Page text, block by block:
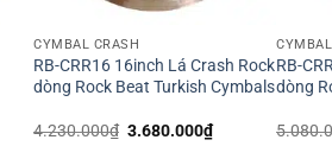
CYMBAL CRASH
RB-CRR16 16inch Lá Crash Rock
dòng Rock Beat Turkish Cymbals
4.230.000₫ Giá
3.680.000₫Giá
hiện
RB-
dòng